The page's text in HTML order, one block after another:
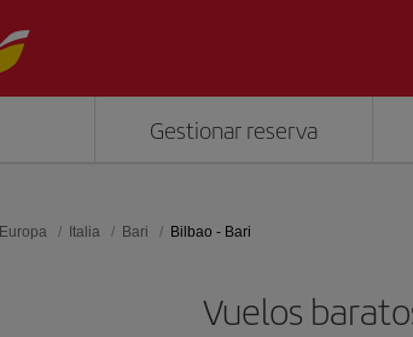
Gestionar reserva
Europa Italia Bari Bilbao - Bari
Vuelos